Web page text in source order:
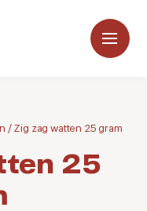
/ Zig zag watten 25 gram
25